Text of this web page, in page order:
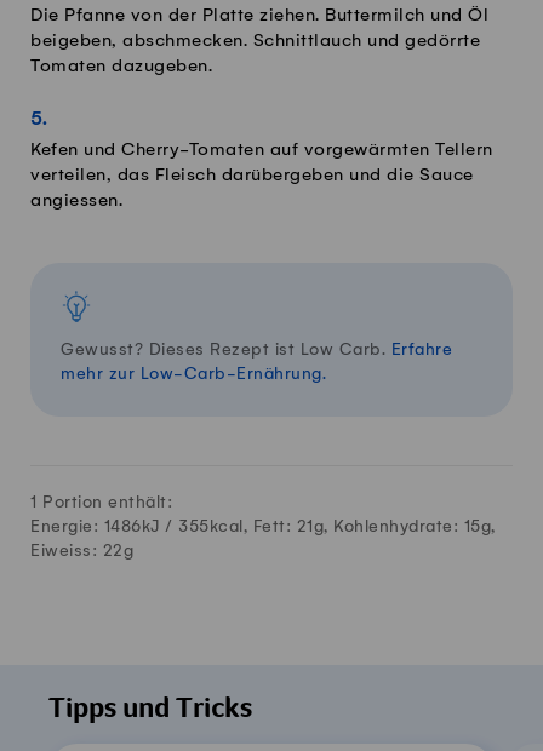
Die Pfanne von der Platte ziehen. Buttermilch und Öl
beigeben, abschmecken. Schnittlauch und gedörrte
Tomaten dazugeben.
Kefen und Cherry-Tomaten auf vorgewärmten Tellern
verteilen, das Fleisch darübergeben und die Sauce
angiessen.
Gewusst? Dieses Rezept ist Low Carb. Erfahre
mehr zur Low-Carb-Ernährung.
1 Portion enthält:
Energie: 1486kJ / 355 kcal, Fett: 21 g, Kohlenhydrate: 15g,
Eiweiss: 22g
Tipps und Tricks